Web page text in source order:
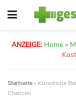
ANZEIGE: Home»
Startseite » Künstliche
Chancen